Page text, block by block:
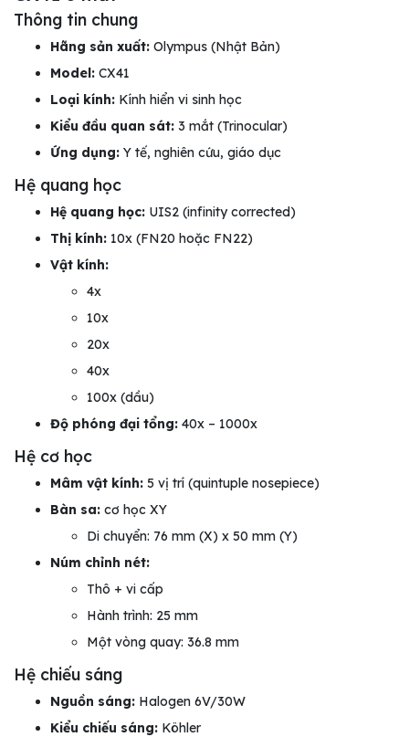
Thông tin chung
Hãng sản xuất: Olympus (Nhật Bản)
Model: CX41
Loại kính: Kính hiển vi sinh học
Kiểu đầu quan sát: 3 mắt (Trinocular)
Ứng dụng: Y tế, nghiên cứu, giáo dục
Hệ quang học
Hệ quang học: UIS2 (infinity corrected)
Thị kính: 10x (FN20 hoặc FN22)
Vật kính:
4x
10x
20x
40x
100x (dầu)
Độ phóng đại tổng: 40x – 1000x
Hệ cơ học
Mâm vật kính: 5 vị trí (quintuple nosepiece)
Bàn sa: cơ học XY
Di chuyển: 76 mm (X) x 50 mm (Y)
Núm chỉnh nét:
Thô + vi cấp
Hành trình: 25 mm
Một vòng quay: 36.8 mm
Hệ chiếu sáng
Nguồn sáng: Halogen 6V/30W
Kiểu chiếu sáng: Köhler